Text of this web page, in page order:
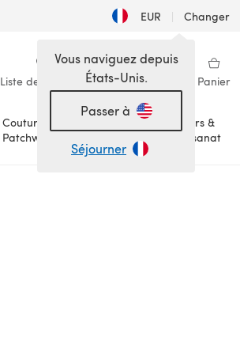
EUR | Changer
Liste de souhaits Ma bibliothèque Panier
Couture &
Patchwork
Loisirs &
Artisanat
Vous naviguez depuis
États-Unis.
Passer à
Séjourner